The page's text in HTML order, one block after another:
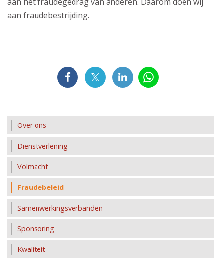
aan het fraudegedrag van anderen. Daarom doen wij
aan fraudebestrijding.
Over ons
Dienstverlening
Volmacht
Fraudebeleid
Samenwerkingsverbanden
Sponsoring
Kwaliteit